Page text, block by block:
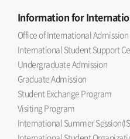
Informationfor
Office of International
International Student Support
Undergraduate Admission
Graduate Admission
Student Exchange Program
Visiting Program
International Summer